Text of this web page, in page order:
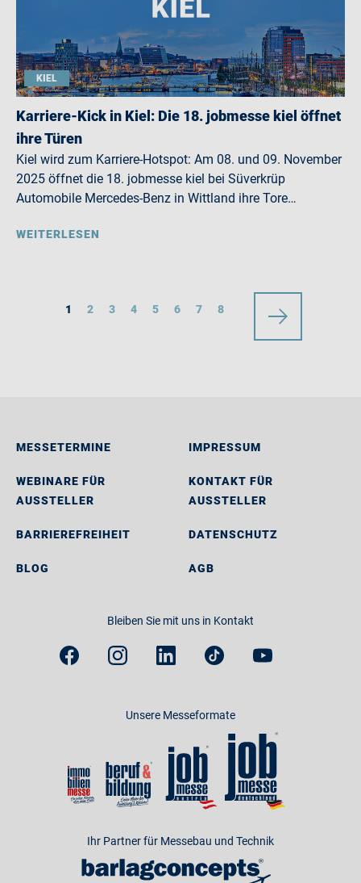
KIEL
Karriere-Kick in Kiel: Die 18. jobmesse kiel öffnet
ihre Türen
Kiel wird zum Karriere-Hotspot: Am 08. und 09. November
2025 öffnet die 18. jobmesse kiel bei Süverkrüp
Automobile Mercedes-Benz in Wittland ihre Tore…
WEITERLESEN
1 2 3 4 5 6 7 8
MESSETERMINE
WEBINARE FÜR
AUSSTELLER
BARRIEREFREIHEIT
BLOG
IMPRESSUM
KONTAKT FÜR
AUSSTELLER
DATENSCHUTZ
AGB
Bleiben Sie mit uns in Kontakt
Unsere Messeformate
Ihr Partner für Messebau und Technik